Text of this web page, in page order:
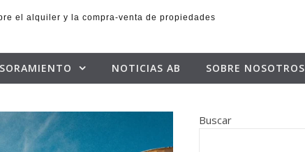
el alquiler y la compra-venta de propiedades
NOTICIAS AB SOBRE NOSOTROS
Buscar